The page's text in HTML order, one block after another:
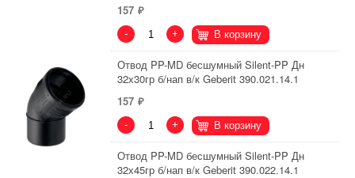
157
- + В корзину
Отвод PP-MD бесшумный Silent-PP Дн
32х30гр б/нап в/к Geberit 390.021.14.1
157
- + В корзину
Отвод PP-MD бесшумный Silent-PP Дн
32х45гр б/нап в/к Geberit 390.022.14.1